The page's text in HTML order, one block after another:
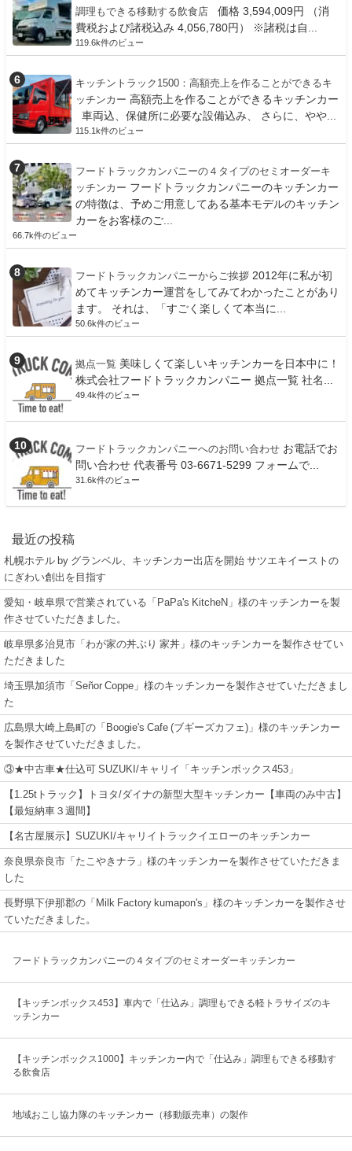
調理もできる移動する飲食店
価格 3,594,009円 （消
費税および諸税込み 4,056,780円） ※諸税は自...
119.6k件のビュー
キッチントラック1500：高額売上を作ることができるキ
ッチンカー 高額売上を作ることができるキッチンカー
車両込、保健所に必要な設備込み、 さらに、やや...
115.1k件のビュー
フードトラックカンパニーの４タイプのセミオーダーキ
ッチンカー フードトラックカンパニーのキッチンカー
の特徴は、予めご用意してある基本モデルのキッチン
カーをお客様のご...
66.7k件のビュー
フードトラックカンパニーからご挨拶 2012年に私が初
めてキッチンカー運営をしてみてわかったことがあり
ます。 それは、「すごく楽しくて本当に...
50.6k件のビュー
拠点一覧 美味しくて楽しいキッチンカーを日本中に！
株式会社フードトラックカンパニー 拠点一覧 社名...
49.4k件のビュー
フードトラックカンパニーへのお問い合わせ お電話でお
問い合わせ 代表番号 03-6671-5299 フォームで...
31.6k件のビュー
最近の投稿
札幌ホテル by グランベル、キッチンカー出店を開始 サツエキイーストの
にぎわい創出を目指す
愛知・岐阜県で営業されている「PaPa's KitcheN」様のキッチンカーを製
作させていただきました。
岐阜県多治見市「わが家の丼ぶり 家丼」様のキッチンカーを製作させてい
ただきました
埼玉県加須市「Señor Coppe」様のキッチンカーを製作させていただきまし
た
広島県大崎上島町の「Boogie's Cafe (ブギーズカフェ)」様のキッチンカー
を製作させていただきました。
③★中古車★仕込可 SUZUKI/キャリイ「キッチンボックス453」
【1.25tトラック】トヨタ/ダイナの新型大型キッチンカー【車両のみ中古】
【最短納車３週間】
【名古屋展示】SUZUKI/キャリイトラックイエローのキッチンカー
奈良県奈良市「たこやきナラ」様のキッチンカーを製作させていただきま
した
長野県下伊那郡の「Milk Factory kumapon's」様のキッチンカーを製作させ
ていただきました。
フードトラックカンパニーの４タイプのセミオーダーキッチンカー
【キッチンボックス453】車内で「仕込み」調理もできる軽トラサイズのキ
ッチンカー
【キッチンボックス1000】キッチンカー内で「仕込み」調理もできる移動す
る飲食店
地域おこし協力隊のキッチンカー（移動販売車）の製作